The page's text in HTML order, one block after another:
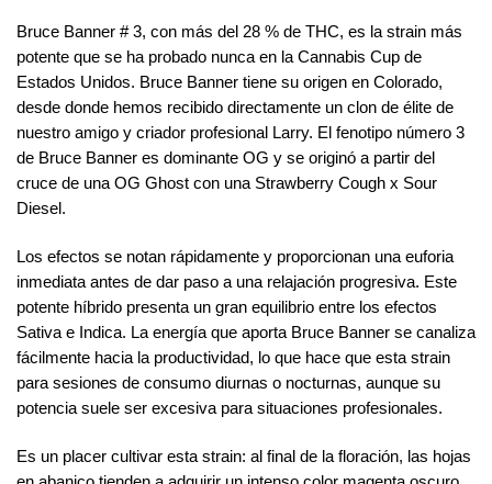
Bruce Banner # 3, con más del 28 % de THC, es la strain más
potente que se ha probado nunca en la Cannabis Cup de
Estados Unidos. Bruce Banner tiene su origen en Colorado,
desde donde hemos recibido directamente un clon de élite de
nuestro amigo y criador profesional Larry. El fenotipo número 3
de Bruce Banner es dominante OG y se originó a partir del
cruce de una OG Ghost con una Strawberry Cough x Sour
Diesel.
Los efectos se notan rápidamente y proporcionan una euforia
inmediata antes de dar paso a una relajación progresiva. Este
potente híbrido presenta un gran equilibrio entre los efectos
Sativa e Indica. La energía que aporta Bruce Banner se canaliza
fácilmente hacia la productividad, lo que hace que esta strain
para sesiones de consumo diurnas o nocturnas, aunque su
potencia suele ser excesiva para situaciones profesionales.
Es un placer cultivar esta strain: al final de la floración, las hojas